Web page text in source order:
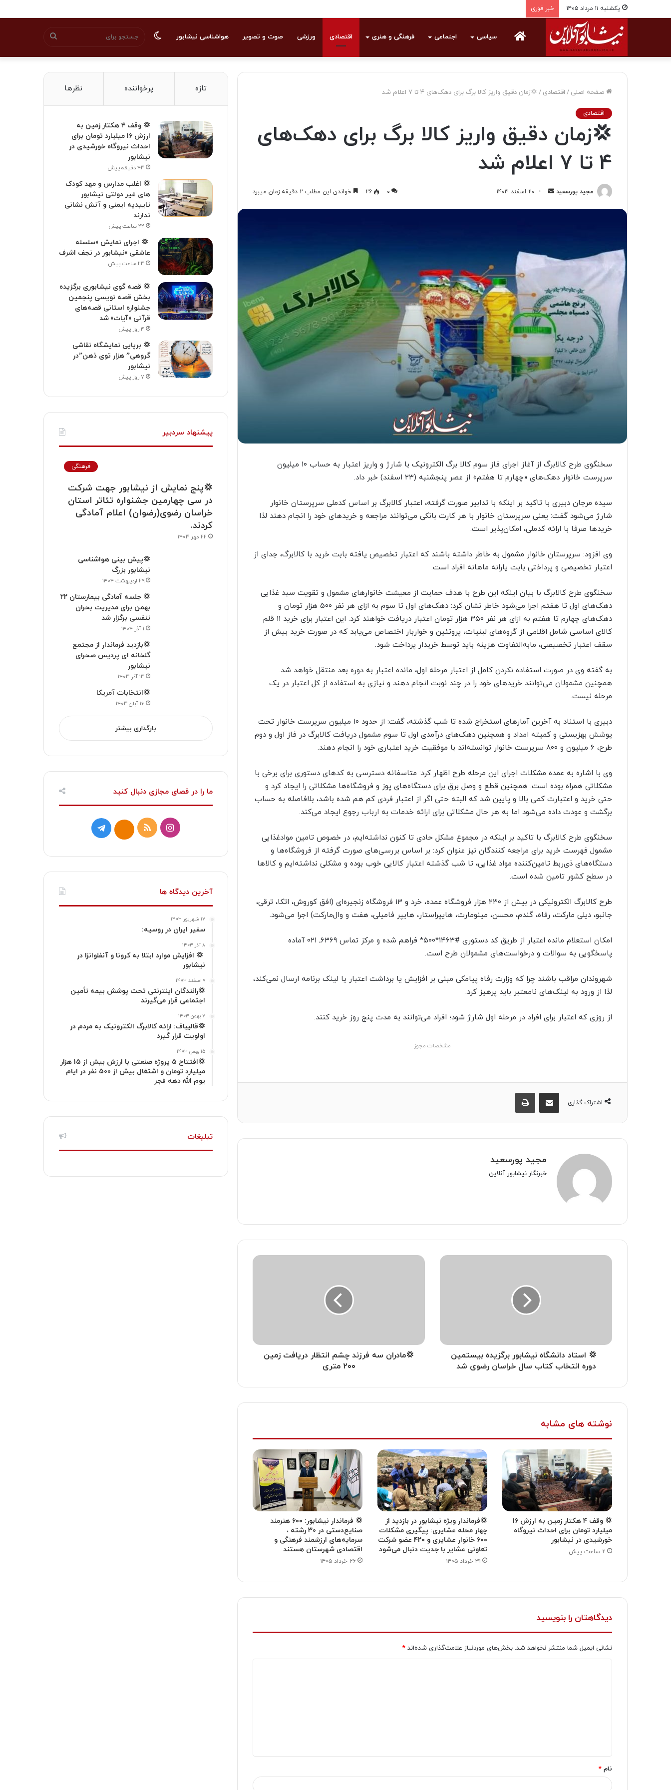
یکشنبه ۱۱ مرداد ۱۴۰۵ خبر فوری
سیاسی اجتماعی فرهنگی و هنری اقتصادی ورزشی صوت و تصویر هواشناسی نیشابور
برای
تغییر
صفحه اصلی / اقتصادی / 💢زمان دقیق واریز کالا برگ برای دهک‌های ۴ تا ۷ اعلام شد
اقتصادی
💢زمان دقیق واریز کالا برگ برای دهک‌های
۴ تا ۷ اعلام شد
مجید پورسعید
ی
م
ی
۲۰ اسفند ۱۴۰۳ ۰ ۲۶ خواندن این مطلب ۲ دقیقه زمان میبرد
سخنگوی طرح کالابرگ از آغاز اجرای فاز سوم کالا برگ الکترونیک با شارژ و واریز اعتبار به حساب ۱۰ میلیون
سرپرست خانوار دهک‌های «چهارم تا هفتم» از عصر پنجشنبه (۲۳ اسفند) خبر داد.
سیده مرجان دبیری با تاکید بر اینکه با تدابیر صورت گرفته، اعتبار کالابرگ بر اساس کدملی سرپرستان خانوار
شارژ می‌شود گفت: یعنی سرپرستان خانوار با هر کارت بانکی می‌توانند مراجعه و خریدهای خود را انجام دهند لذا
خریدها صرفا با ارائه کدملی، امکان‌پذیر است.
وی افزود: سرپرستان خانوار مشمول به خاطر داشته باشند که اعتبار تخصیص یافته بابت خرید با کالابرگ، جدای از
اعتبار تخصیصی و پرداختی بابت یارانه ماهانه افراد است.
سخنگوی طرح کالابرگ با بیان اینکه این طرح با هدف حمایت از معیشت خانوارهای مشمول و تقویت سبد غذایی
دهک‌های اول تا هفتم اجرا می‌شود خاطر نشان کرد: دهک‌های اول تا سوم به ازای هر نفر ۵۰۰ هزار تومان و
دهک‌های چهارم تا هفتم به ازای هر نفر ۳۵۰ هزار تومان اعتبار دریافت خواهند کرد. این اعتبار برای خرید ۱۱ قلم
کالای اساسی شامل اقلامی از گروه‌های لبنیات، پروتئین و خواربار اختصاص می‌یابد که در صورت خرید بیش از
سقف اعتبار تخصیصی، مابه‌التفاوت هزینه باید توسط خریدار پرداخت شود.
به گفته وی در صورت استفاده نکردن کامل از اعتبار مرحله اول، مانده اعتبار به دوره بعد منتقل خواهد شد.
همچنین مشمولان می‌توانند خریدهای خود را در چند نوبت انجام دهند و نیازی به استفاده از کل اعتبار در یک
مرحله نیست.
دبیری با استناد به آخرین آمارهای استخراج شده تا شب گذشته، گفت: از حدود ۱۰ میلیون سرپرست خانوار تحت
پوشش بهزیستی و کمیته امداد و همچنین دهک‌های درآمدی اول تا سوم مشمول دریافت کالابرگ در فاز اول و دوم
طرح، ۶ میلیون و ۸۰۰ سرپرست خانوار توانسته‌اند با موفقیت خرید اعتباری خود را انجام دهند.
وی با اشاره به عمده مشکلات اجرای این مرحله طرح اظهار کرد: متاسفانه دسترسی به کدهای دستوری برای برخی با
مشکلاتی همراه بوده است. همچنین قطع و وصل برق برای دستگاه‌های پوز و فروشگاه‌ها مشکلاتی را ایجاد کرد و
حتی خرید و اعتبارت کمی بالا و پایین شد که البته حتی اگر از اعتبار فردی کم هم شده باشد، بلافاصله به حساب
برگشت و عودت داده‌ می‌شود اما به هر حال مشکلاتی برای ارائه خدمات به ارباب رجوع ایجاد می‌کند.
سخنگوی طرح کالابرگ با تاکید بر اینکه در مجموع مشکل حادی تا کنون نداشته‌ایم، در خصوص تامین موادغذایی
مشمول فهرست خرید برای مراجعه‌ کنندگان نیز عنوان کرد: بر اساس بررسی‌های صورت گرفته از فروشگاه‌ها و
دستگاه‌های ذی‌ربط تامین‌کننده مواد غذایی، تا شب گذشته اعتبار کالایی خوب بوده و مشکلی نداشته‌ایم و کالاها
در سطح کشور تامین شده است.
طرح کالابرگ الکترونیکی در بیش از ۲۳۰ هزار فروشگاه عمده، خرد و ۱۳ فروشگاه زنجیره‌ای (افق کوروش، اتکا، ترقی،
جانبو، دیلی مارکت، رفاه، گندم، محسن، مینومارت، هایپراستار، هایپر فامیلی، هفت و وال‌مارکت) اجرا می‌شود.
امکان استعلام مانده اعتبار از طریق کد دستوری #۱۴۶۳*۵۰۰* فراهم شده و مرکز تماس ۶۳۶۹ـ ۰۲۱ آماده
پاسخگویی به سوالات و درخواست‌های مشمولان طرح است.
شهروندان مراقب باشند چرا که وزارت رفاه پیامکی مبنی بر افزایش یا برداشت اعتبار یا لینک برنامه ارسال نمی‌کند،
لذا از ورود به لینک‌های نامعتبر باید پرهیز کرد.
از روزی که اعتبار برای افراد در مرحله اول شارژ شود؛ افراد می‌توانند به مدت پنج روز خرید کنند.
مشخصات مجوز
اشتراک گذاری
مجید پورسعید
خبرنگار نیشابور آنلاین
‍ ‍ 💢 استاد دانشگاه نیشابور برگزیده بیستمین
دوره انتخاب کتاب سال خراسان رضوی شد
💢مادران سه فرزند چشم انتظار دریافت زمین
۲۰۰ متری
نوشته های مشابه
💢 وقف ۴ هکتار زمین به ارزش ۱۶
میلیارد تومان برای احداث نیروگاه
خورشیدی در نیشابور
۲ ساعت پیش
💢فرماندار ویژه نیشابور در بازدید از
چهار محله عشایری: پیگیری مشکلات
۶۰۰ خانوار عشایری و ۴۲۰ عضو شرکت
تعاونی عشایر با جدیت دنبال می‌شود
۳۱ خرداد ۱۴۰۵
💢 فرماندار نیشابور: ۶۰۰ هنرمند
صنایع‌دستی در ۳۰ رشته ،
سرمایه‌های ارزشمند فرهنگی و
اقتصادی شهرستان هستند
۲۶ خرداد ۱۴۰۵
دیدگاهتان را بنویسید
نشانی ایمیل شما منتشر نخواهد شد. بخش‌های موردنیاز علامت‌گذاری شده‌اند *
*
نام *
تازه پرخواننده نظرها
💢 وقف ۴ هکتار زمین به
ارزش ۱۶ میلیارد تومان برای
احداث نیروگاه خورشیدی در
نیشابور
۴۳ دقیقه پیش
💢 اغلب مدارس و مهد کودک
های غیر دولتی نیشابور
تاییدیه ایمنی و آتش نشانی
ندارند
۲۲ ساعت پیش
‍ 💢 اجرای نمایش «سلسله
عاشقی »نیشابور در نجف اشرف
۲۳ ساعت پیش
💢 قصه گوی نیشابوری برگزیده
بخش قصه نویسی پنجمین
جشنواره استانی قصه‌های
قرآنی «آیات» شد
۴ روز پیش
💢 برپایی نمایشگاه نقاشی
گروهی” هزار توی ذهن”در
نیشابور
۷ روز پیش
پیشنهاد سردبیر
فرهنگی
💢پنج نمایش از نیشابور جهت شرکت
در سی چهارمین جشنواره تئاتر استان
خراسان رضوی(رضوان) اعلام آمادگی
کردند.
۲۲ مهر ۱۴۰۳
💢پیش بینی هواشناسی
نیشابور بزرگ
۲۹ اردیبهشت ۱۴۰۴
💢 جلسه آمادگی بیمارستان ۲۲
بهمن برای مدیریت بحران
تنفسی برگزار شد
۱ آذر ۱۴۰۴
💢بازدید فرماندار از مجتمع
گلخانه ای پردیس صحرای
نیشابور
۱۳ آذر ۱۴۰۳
💢انتخابات آمریکا
۱۶ آبان ۱۴۰۳
بارگذاری بیشتر
ما را در فصای مجازی دنبال کنید
ا
س
ت
ا
م
خ
ک
ت
ا
آخرین دیدگاه ها
۱۷ شهریور ۱۴۰۳
سفیر ایران در روسیه:
۸ آذر ۱۴۰۳
‍ 💢 افزایش موارد ابتلا به کرونا و آنفلوانزا در
نیشابور
۹ اسفند ۱۴۰۳
💢رانندگان اینترنتی تحت پوشش بیمه تأمین
اجتماعی قرار می‌گیرند
۷ بهمن ۱۴۰۳
💢قالیباف: ارائه کالابرگ الکترونیک به مردم در
اولویت قرار گیرد
۱۵ بهمن ۱۴۰۳
💢افتتاح ۵ پروژه صنعتی با ارزش بیش از ۱۵ هزار
میلیارد تومان و اشتغال بیش از ۵۰۰ نفر در ایام
یوم الله دهه فجر
تبلیغات